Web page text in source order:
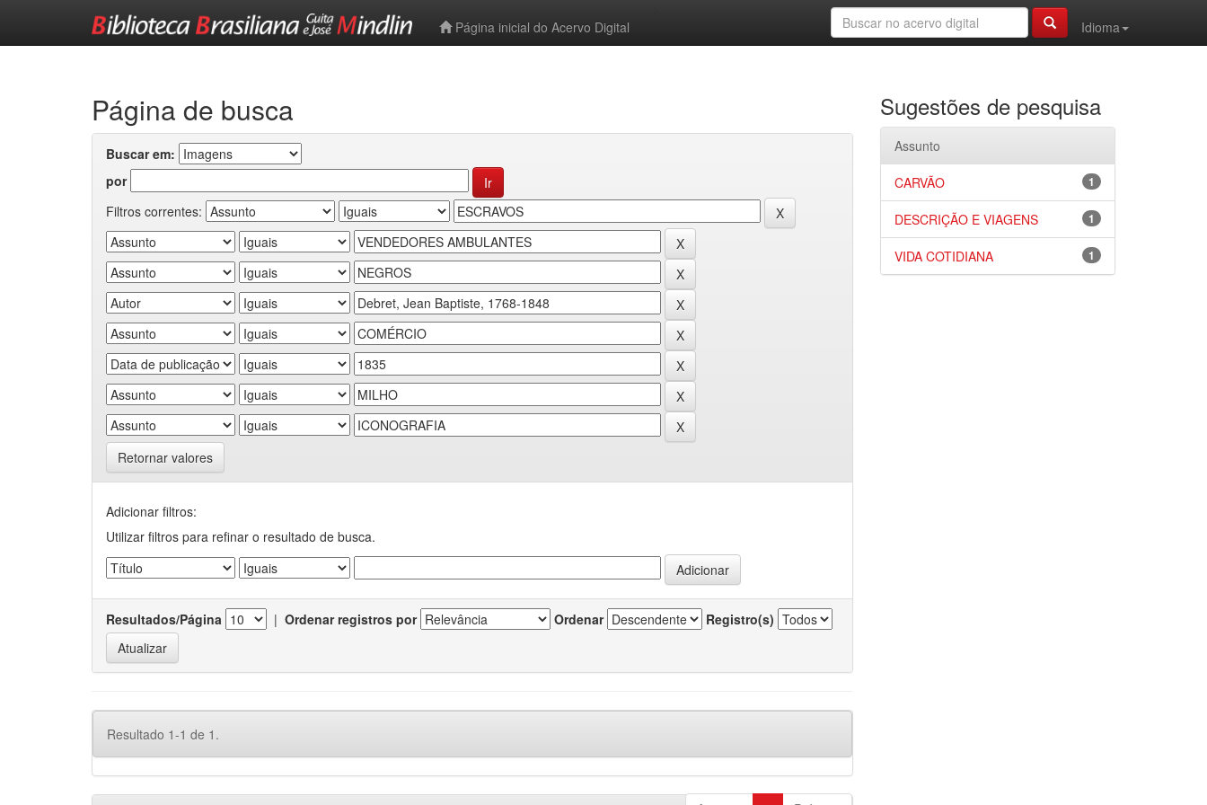
Página inicial do Acervo Digital
Idioma
Página de busca
Buscar em:
por
Filtros correntes:
Retornar valores
Adicionar filtros:
Utilizar filtros para refinar o resultado de busca.
Resultados/Página | Ordenar registros por Ordenar Registro(s)
Resultado 1-1 de 1.
Sugestões de pesquisa
Assunto
1
CARVÃO
1
DESCRIÇÃO E VIAGENS
1
VIDA COTIDIANA